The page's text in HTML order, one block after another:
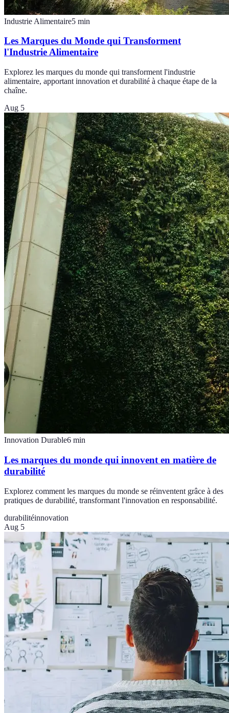
Industrie Alimentaire5 min
Les Marques du Monde qui Transforment
l'Industrie Alimentaire
Explorez les marques du monde qui transforment l'industrie
alimentaire, apportant innovation et durabilité à chaque étape de la
chaîne.
Aug 5
Innovation Durable6 min
Les marques du monde qui innovent en matière de
durabilité
Explorez comment les marques du monde se réinventent grâce à des
pratiques de durabilité, transformant l'innovation en responsabilité.
durabilitéinnovation
Aug 5